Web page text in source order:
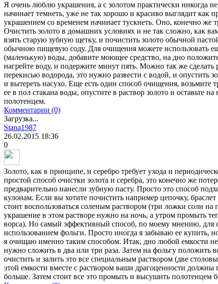
Я очень люблю украшения, а с золотом практически никогда
начинает темнеть, уже не так хорошо и красиво выглядит как
украшением со временем начинает тускнеть. Оно, конечно же
Очистить золото в домашних условиях и не так сложно, как
взять старую зубную щетку, и почистить золото обычной
обычною пищевую соду. Для очищения можете использовать
(маленькую) воды, добавите моющее средство, на дно
нагрейте воду, и подержите минут пять. Можно так же
перекисью водорода, это нужно развести с водой, и опустить
и вытереть насухо. Еще есть один способ очищения, возьмите
ее в пол стакана воды, опустите в раствор золото и оставьте
полотенцем.
Комментарии (0)
Загрузка...
Stana1987
26.02.2015 18:36
0
Золото, как в принципе, и серебро требует ухода и
простой способ очистки золота и серебра, это конечно же
предварительно нанесли зубную пасту. Просто это способ
кулонам. Если вы хотите почистить например цепочку,
стоит воспользоваться соленым раствором (три ложки соли
украшение в этом растворе нужно на ночь, а утром промыть
ворса). Но самый эффективный способ, по моему мнению, для
использованием фольги. Просто иногда я забываю ее купить,
я очищаю именно таким способом. Итак, дно любой емкости
нужно сложить в два или три раза. Затем на фольгу положить
очистить и залить это все специальным раствором (две
этой емкости вместе с раствором ваши драгоценности
больше. Затем стоит все это промыть и высушить полотенцем